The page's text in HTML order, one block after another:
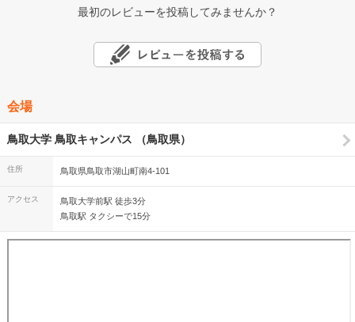
最初のレビューを投稿してみませんか？
会場
鳥取大学 鳥取キャンパス （鳥取県）
住所 鳥取県鳥取市湖山町南4-101
アクセス
鳥取大学前駅 徒歩3分
鳥取駅 タクシーで15分